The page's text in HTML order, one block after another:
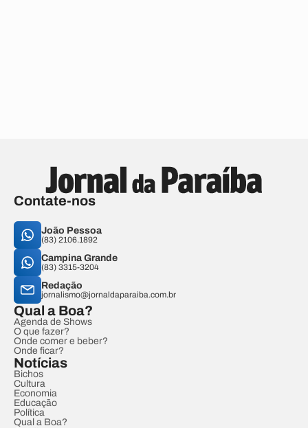
Contate-nos
João Pessoa
(83) 2106.1892
Campina Grande
(83) 3315-3204
Redação
jornalismo@jornaldaparaiba.com.br
Qual a Boa?
Agenda de Shows
O que fazer?
Onde comer e beber?
Onde ficar?
Notícias
Bichos
Cultura
Economia
Educação
Política
Qual a Boa?